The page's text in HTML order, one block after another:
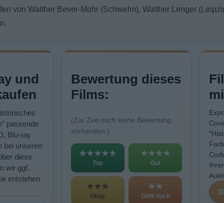
von Walther Bever-Mohr (Schwelm), Walther Lenger
und
passende
Blu-ray
bei unseren
diese
wir ggf.
entstehen
Bewertung dieses
Films:
(Zur Zeit noch keine Bewertung
vorhanden.)
★★★★★
Top
★★★★
Gut
★★★
Okay
★★
Geht noch